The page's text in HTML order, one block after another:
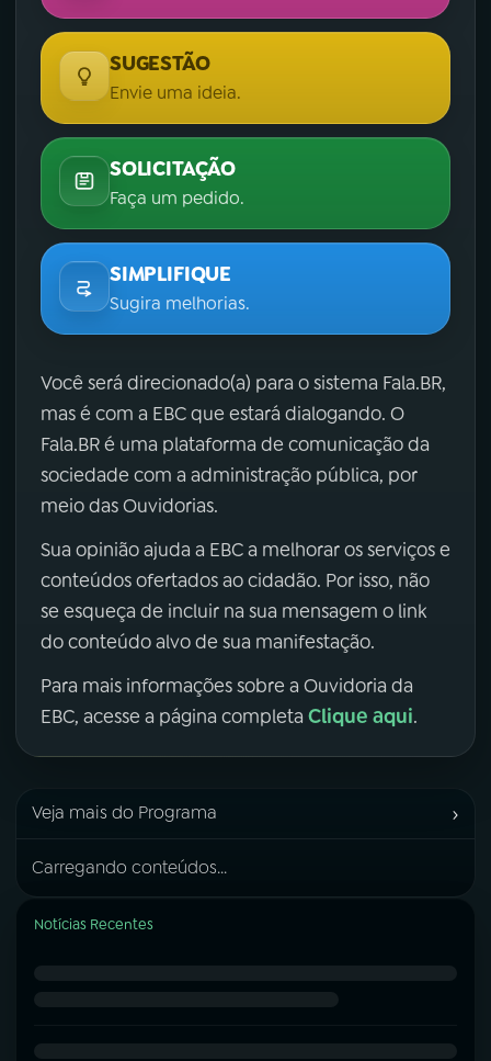
SUGESTÃO
Envie uma ideia.
SOLICITAÇÃO
Faça um pedido.
SIMPLIFIQUE
Sugira melhorias.
Você será direcionado(a) para o sistema Fala.BR,
mas é com a EBC que estará dialogando. O
Fala.BR é uma plataforma de comunicação da
sociedade com a administração pública, por
meio das Ouvidorias.
Sua opinião ajuda a EBC a melhorar os serviços e
conteúdos ofertados ao cidadão. Por isso, não
se esqueça de incluir na sua mensagem o link
do conteúdo alvo de sua manifestação.
Para mais informações sobre a Ouvidoria da
EBC, acesse a página completa Clique aqui.
Veja mais do Programa ›
Carregando conteúdos...
Notícias Recentes